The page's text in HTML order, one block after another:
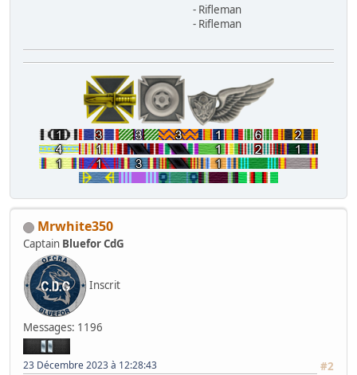
- Rifleman
- Rifleman
Mrwhite350
Captain Bluefor CdG
Inscrit
Messages: 1196
#2
23 Décembre 2023 à 12:28:43